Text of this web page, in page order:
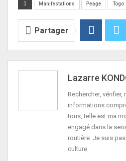
Manifestations Peage Togo
Partager
Lazarre
Rechercher,
informations
tous, telle est ma
engagé dans la
routière. Je suis
culture.